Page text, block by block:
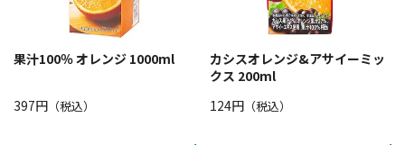
果汁100％ オレンジ 1000ml
397円 （税込）
カシスオレンジ&アサイーミッ
クス 200ml
124円（税込）